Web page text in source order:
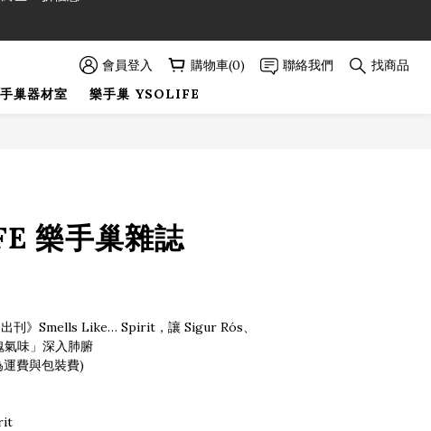
生89折優惠！ 會員登入 購物車(0) 聯絡我們
找商品
巢器材室 樂手巢 YSOLIFE
樂手巢雜誌
刊》Smells Like… Spirit，讓 Sigur Rós、
味」深入肺腑
費與包裝費)